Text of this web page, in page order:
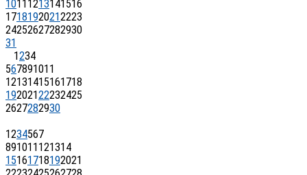
1011 1213141516
17181920212223
24252627282930
31
1234
567891011
12131415161718
19202122232425
2627282930
1234567
891011 121314
15161718192021